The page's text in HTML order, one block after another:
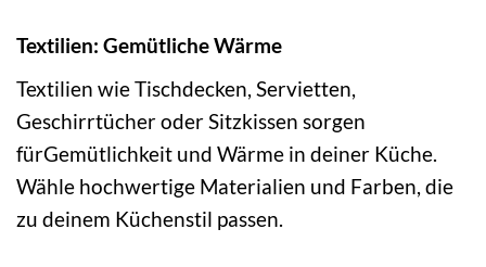
Textilien: Gemütliche Wärme
Textilien wie Tischdecken, Servietten,
Geschirrtücher oder Sitzkissen sorgen
fürGemütlichkeit und Wärme in deiner Küche.
Wähle hochwertige Materialien und Farben, die
zu deinem Küchenstil passen.